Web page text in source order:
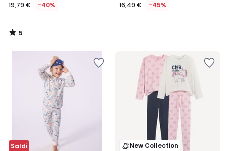
19,79 € -40%
5
/
16,49 € -45%
Saldi New Collection